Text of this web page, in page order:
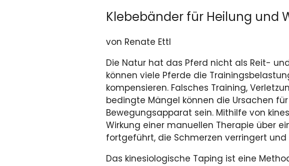
Klebebänder für Heilung und
von Renate Ettl
Die Natur hat das Pferd nicht als Reit-
können viele Pferde die
kompensieren. Falsches Training,
bedingte Mängel können die Ursachen
Bewegungsapparat sein. Mithilfe von
Wirkung einer manuellen Therapie über
fortgeführt, die Schmerzen verringert
Das kinesiologische Taping ist eine